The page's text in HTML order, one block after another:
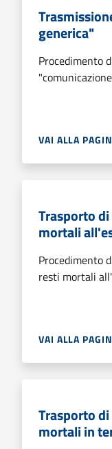
generica"
Procedimento
VAI ALLA
Trasporto
mortali
Procedimento
resti mortali
VAI ALLA
Trasporto
mortali in